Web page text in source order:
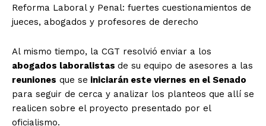
Reforma Laboral y Penal: fuertes cuestionamientos de
jueces, abogados y profesores de derecho
Al mismo tiempo, la CGT resolvió enviar a los
abogados laboralistas de su equipo de asesores a las
reuniones que se iniciarán este viernes en el Senado
para seguir de cerca y analizar los planteos que allí se
realicen sobre el proyecto presentado por el
oficialismo.